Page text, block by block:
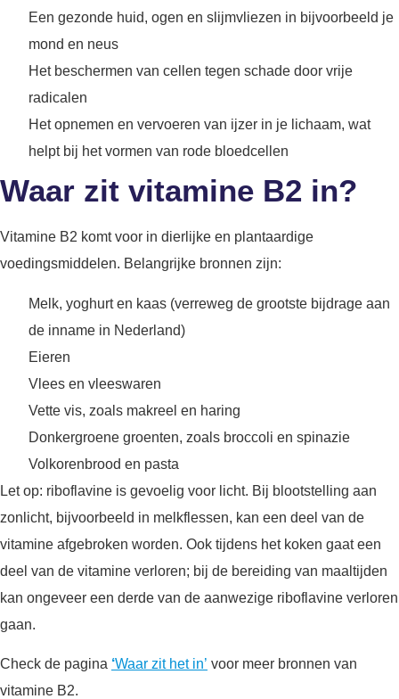
Een gezonde huid, ogen en slijmvliezen in bijvoorbeeld je
mond en neus
Het beschermen van cellen tegen schade door vrije
radicalen
Het opnemen en vervoeren van ijzer in je lichaam, wat
helpt bij het vormen van rode bloedcellen
Waar zit vitamine B2 in?
Vitamine B2 komt voor in dierlijke en plantaardige
voedingsmiddelen. Belangrijke bronnen zijn:
Melk, yoghurt en kaas (verreweg de grootste bijdrage aan
de inname in Nederland)
Eieren
Vlees en vleeswaren
Vette vis, zoals makreel en haring
Donkergroene groenten, zoals broccoli en spinazie
Volkorenbrood en pasta
Let op: riboflavine is gevoelig voor licht. Bij blootstelling aan
zonlicht, bijvoorbeeld in melkflessen, kan een deel van de
vitamine afgebroken worden. Ook tijdens het koken gaat een
deel van de vitamine verloren; bij de bereiding van maaltijden
kan ongeveer een derde van de aanwezige riboflavine verloren
gaan.
Check de pagina ‘Waar zit het in’ voor meer bronnen van
vitamine B2.